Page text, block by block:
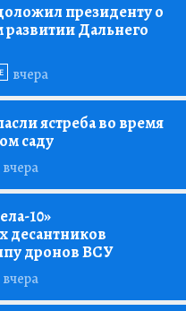
президенту о
Дальнего
вчера
ястреба во время
саду
вчера
10»
десантников
дронов ВСУ
вчера